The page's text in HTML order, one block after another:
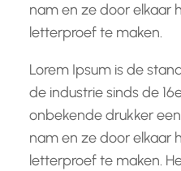
nam en ze door elkaar
letterproef te maken.
Lorem Ipsum is de
de industrie sinds de
onbekende drukker
nam en ze door elkaar
letterproef te maken.